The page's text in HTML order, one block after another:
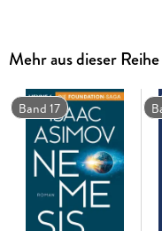
Erde, sucht. Könnte der
Heimat der Zweiten
begeben sich auf eine
Grenzen des
Mehr aus dieser Reihe
Band 17